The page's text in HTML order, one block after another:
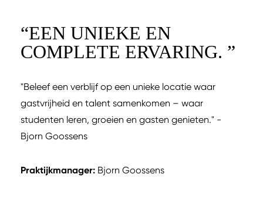
“EEN UNIEKE EN
COMPLETE ERVARING. ”
"Beleef een verblijf op een unieke locatie waar
gastvrijheid en talent samenkomen – waar
studenten leren, groeien en gasten genieten." -
Bjorn Goossens
Praktijkmanager: Bjorn Goossens